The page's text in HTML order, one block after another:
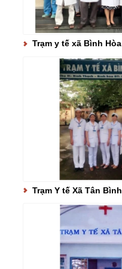
Trạm y tế xã Bình Hòa
Trạm Y tế Xã Tân Bình